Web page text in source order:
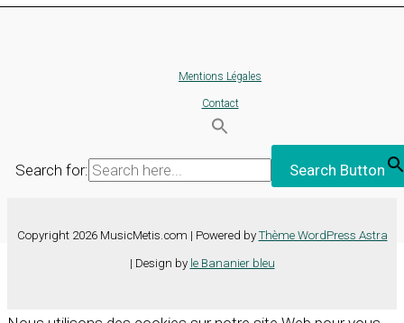
Mentions Légales
Contact
Search for: Search Button
Copyright 2026 MusicMetis.com | Powered by Thème WordPress Astra
| Design by le Bananier bleu